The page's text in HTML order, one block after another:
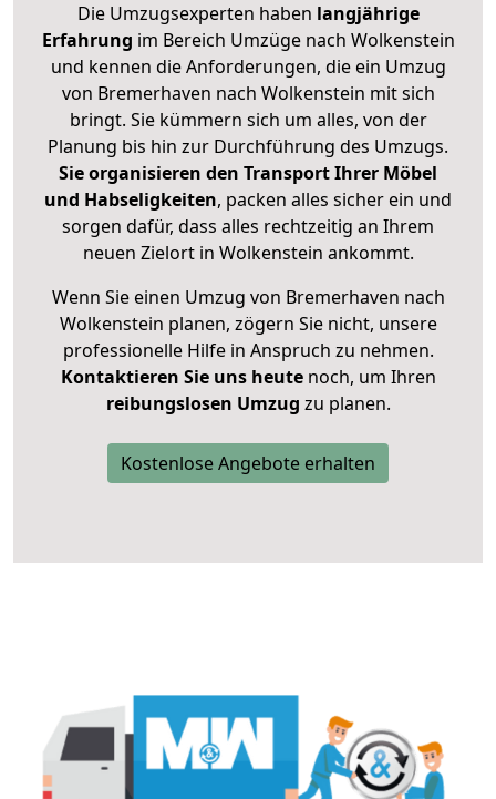
Die Umzugsexperten haben langjährige
Erfahrung im Bereich Umzüge nach Wolkenstein
und kennen die Anforderungen, die ein Umzug
von Bremerhaven nach Wolkenstein mit sich
bringt. Sie kümmern sich um alles, von der
Planung bis hin zur Durchführung des Umzugs.
Sie organisieren den Transport Ihrer Möbel
und Habseligkeiten, packen alles sicher ein und
sorgen dafür, dass alles rechtzeitig an Ihrem
neuen Zielort in Wolkenstein ankommt.
Wenn Sie einen Umzug von Bremerhaven nach
Wolkenstein planen, zögern Sie nicht, unsere
professionelle Hilfe in Anspruch zu nehmen.
Kontaktieren Sie uns heutenoch, um Ihren
reibungslosen Umzug zu planen.
Kostenlose Angebote erhalten